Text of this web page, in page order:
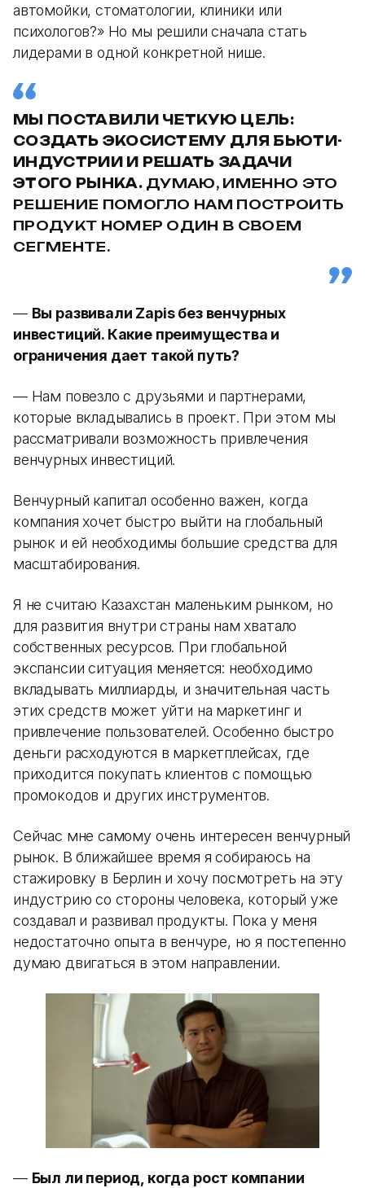
автомойки, стоматологии, клиники или
психологов?» Но мы решили сначала стать
лидерами в одной конкретной нише.
МЫ ПОСТАВИЛИ ЧЕТКУЮ ЦЕЛЬ:
СОЗДАТЬ ЭКОСИСТЕМУ ДЛЯ БЬЮТИ-
ИНДУСТРИИ И РЕШАТЬ ЗАДАЧИ
ЭТОГО РЫНКА. ДУМАЮ, ИМЕННО ЭТО
РЕШЕНИЕ ПОМОГЛО НАМ ПОСТРОИТЬ
ПРОДУКТ НОМЕР ОДИН В СВОЕМ
СЕГМЕНТЕ.
— Вы развивали Zapis без венчурных
инвестиций. Какие преимущества и
ограничения дает такой путь?
— Нам повезло с друзьями и партнерами,
которые вкладывались в проект. При этом мы
рассматривали возможность привлечения
венчурных инвестиций.
Венчурный капитал особенно важен, когда
компания хочет быстро выйти на глобальный
рынок и ей необходимы большие средства для
масштабирования.
Я не считаю Казахстан маленьким рынком, но
для развития внутри страны нам хватало
собственных ресурсов. При глобальной
экспансии ситуация меняется: необходимо
вкладывать миллиарды, и значительная часть
этих средств может уйти на маркетинг и
привлечение пользователей. Особенно быстро
деньги расходуются в маркетплейсах, где
приходится покупать клиентов с помощью
промокодов и других инструментов.
Сейчас мне самому очень интересен венчурный
рынок. В ближайшее время я собираюсь на
стажировку в Берлин и хочу посмотреть на эту
индустрию со стороны человека, который уже
создавал и развивал продукты. Пока у меня
недостаточно опыта в венчуре, но я постепенно
думаю двигаться в этом направлении.
— Был ли период, когда рост компании